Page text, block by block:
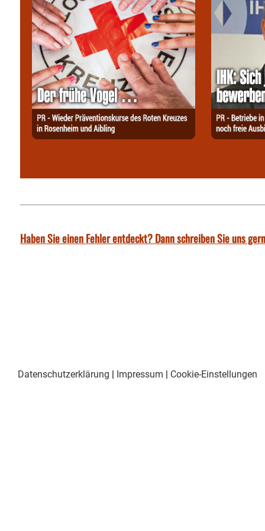
Haben Sie einen Fehler entdeckt? Dann schreiben Sie uns
Datenschutzerklärung | Impressum | Cookie-Einstellungen